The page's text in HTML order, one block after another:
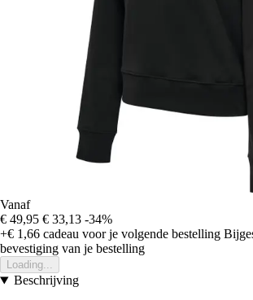
Vanaf
€ 49,95 € 33,13 -34%
+€ 1,66 cadeau voor je volgende bestelling
bevestiging van je bestelling
Loading...
Beschrijving